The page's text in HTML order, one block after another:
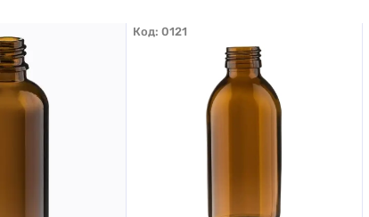
Код:0121